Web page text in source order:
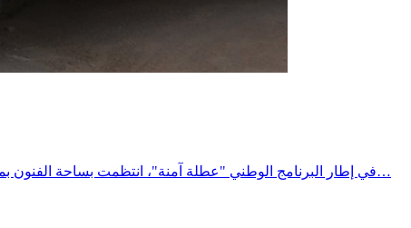
في إطار البرنامج الوطني "عطلة آمنة"، انتظمت بساحة الفنون بمدينة المتلوي حملة توعوية وتحسيسية لفائدة مستعملي الطريق، تحت إشراف السيد معتمد المتلوي، وبمشاركة مختلف الهياكل المتدخلة في…